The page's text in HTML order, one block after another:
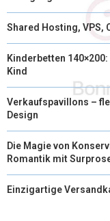
Shared Hosting, VPS,
Kinderbetten
Kind
Verkaufspavillons –
Design
Die Magie von
Romantik mit
Einzigartige